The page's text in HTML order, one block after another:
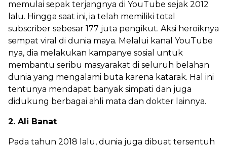
memulai sepak terjangnya di YouTube sejak 2012
lalu. Hingga saat ini, ia telah memiliki total
subscriber sebesar 177 juta pengikut. Aksi heroiknya
sempat viral di dunia maya. Melalui kanal YouTube
nya, dia melakukan kampanye sosial untuk
membantu seribu masyarakat di seluruh belahan
dunia yang mengalami buta karena katarak. Hal ini
tentunya mendapat banyak simpati dan juga
didukung berbagai ahli mata dan dokter lainnya.
2. Ali Banat
Pada tahun 2018 lalu, dunia juga dibuat tersentuh